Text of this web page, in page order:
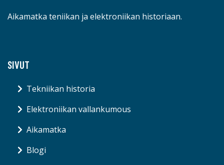
Aikamatka teniikan ja elektroniikan historiaan.
SIVUT
Tekniikan historia
Elektroniikan vallankumous
Aikamatka
Blogi